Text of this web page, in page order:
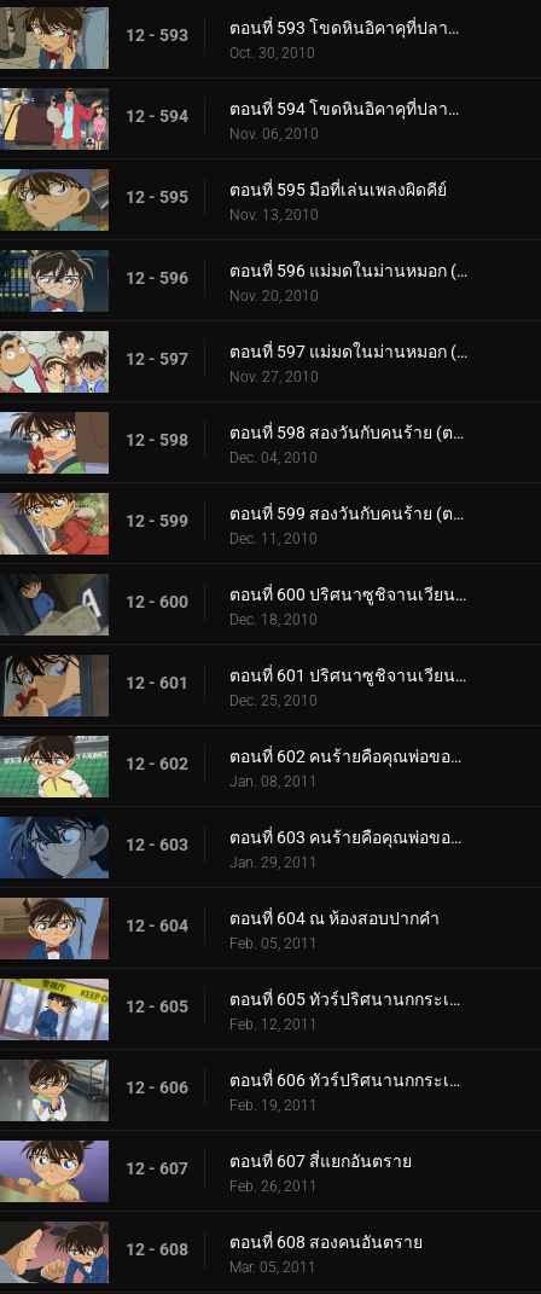
12 - 593 ตอนที่ 593 โขดหินอิคาคุที่ปลาหายไป (ตอน 1)
Oct. 30, 2010
12 - 594 ตอนที่ 594 โขดหินอิคาคุที่ปลาหายไป (ตอน 2)
Nov. 06, 2010
12 - 595 ตอนที่ 595 มือที่เล่นเพลงผิดคีย์
Nov. 13, 2010
12 - 596 ตอนที่ 596 แม่มดในม่านหมอก (ตอน 1)
Nov. 20, 2010
12 - 597 ตอนที่ 597 แม่มดในม่านหมอก (ตอน 2)
Nov. 27, 2010
12 - 598 ตอนที่ 598 สองวันกับคนร้าย (ตอน 1)
Dec. 04, 2010
12 - 599 ตอนที่ 599 สองวันกับคนร้าย (ตอน 2)
Dec. 11, 2010
12 - 600 ตอนที่ 600 ปริศนาซูชิจานเวียน (ตอน 1)
Dec. 18, 2010
12 - 601 ตอนที่ 601 ปริศนาซูชิจานเวียน (ตอน 2)
Dec. 25, 2010
12 - 602 ตอนที่ 602 คนร้ายคือคุณพ่อของเก็นตะ (ตอน 1)
Jan. 08, 2011
12 - 603 ตอนที่ 603 คนร้ายคือคุณพ่อของเก็นตะ (ตอน 2)
Jan. 29, 2011
12 - 604 ตอนที่ 604 ณ ห้องสอบปากคำ
Feb. 05, 2011
12 - 605 ตอนที่ 605 ทัวร์ปริศนานกกระเรียน (ตอน 1)
Feb. 12, 2011
12 - 606 ตอนที่ 606 ทัวร์ปริศนานกกระเรียน (ตอน 2)
Feb. 19, 2011
12 - 607 ตอนที่ 607 สี่แยกอันตราย
Feb. 26, 2011
12 - 608 ตอนที่ 608 สองคนอันตราย
Mar. 05, 2011